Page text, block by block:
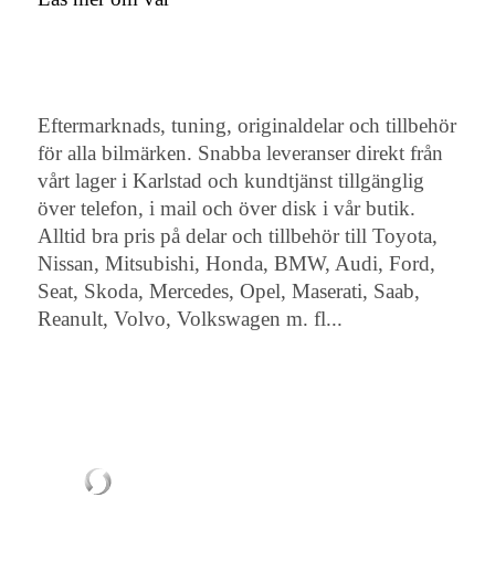
Eftermarknads, tuning, originaldelar och tillbehör
för alla bilmärken. Snabba leveranser direkt från
vårt lager i Karlstad och kundtjänst tillgänglig
över telefon, i mail och över disk i vår butik.
Alltid bra pris på delar och tillbehör till Toyota,
Nissan, Mitsubishi, Honda, BMW, Audi, Ford,
Seat, Skoda, Mercedes, Opel, Maserati, Saab,
Reanult, Volvo, Volkswagen m. fl...